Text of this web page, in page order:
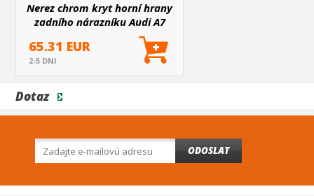
Nerez chrom kryt horní hrany
zadního nárazníku Audi A7
2017+ C8 Sportback
65.31 EUR
2-5 DNI
Dotaz
ODOSLAT